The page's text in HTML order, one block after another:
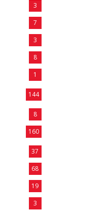
3
7
3
8
1
144
8
160
37
68
19
3